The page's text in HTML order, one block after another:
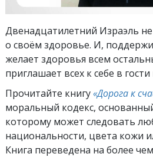
Двенадцатилетний Израэль
о своём здоровье. И,
желает здоровья всем
приглашает всех к себе в
Прочитайте книгу«Дорога к
моральный кодекс,
которому может следовать
национальности, цвета кожи
Книга переведена на более